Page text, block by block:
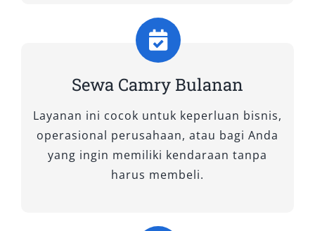
Manfaatkan layanan profesional ini sekarang
juga dan rasakan kemudahan dalam setiap
perjalanan bersama mobil mewah pilihan Anda
Tipe Mobil Camry yang Kami
Sewakan
Bagi Anda yang sedang mencari sewa mobil
Sewa Camry Bulanan
Layanan ini cocok untuk keperluan bisnis,
operasional perusahaan, atau bagi Anda
yang ingin memiliki kendaraan tanpa
harus membeli.